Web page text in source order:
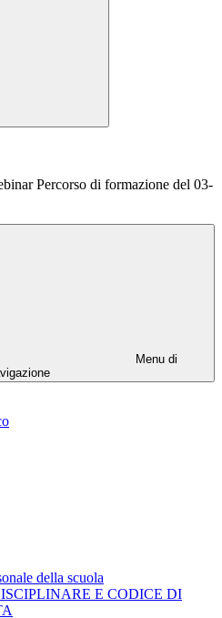
Percorso di formazione del 03-
Menu di
della scuola
E CODICE DI